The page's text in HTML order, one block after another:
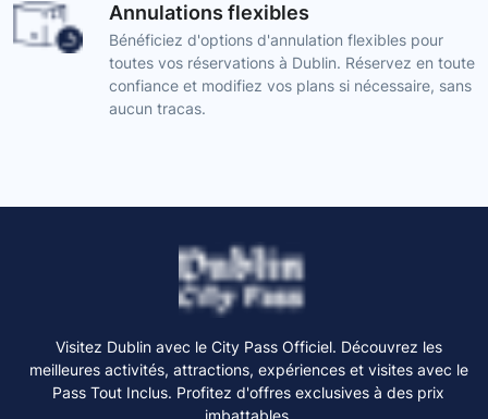
Annulations flexibles
Bénéficiez d'options d'annulation flexibles pour
toutes vos réservations à Dublin. Réservez en toute
confiance et modifiez vos plans si nécessaire, sans
aucun tracas.
Visitez Dublin avec le City Pass Officiel. Découvrez les
meilleures activités, attractions, expériences et visites avec le
Pass Tout Inclus. Profitez d'offres exclusives à des prix